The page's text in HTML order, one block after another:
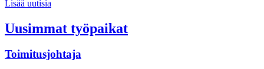
Lisää uutisia
Uusimmat työpaikat
Toimitusjohtaja